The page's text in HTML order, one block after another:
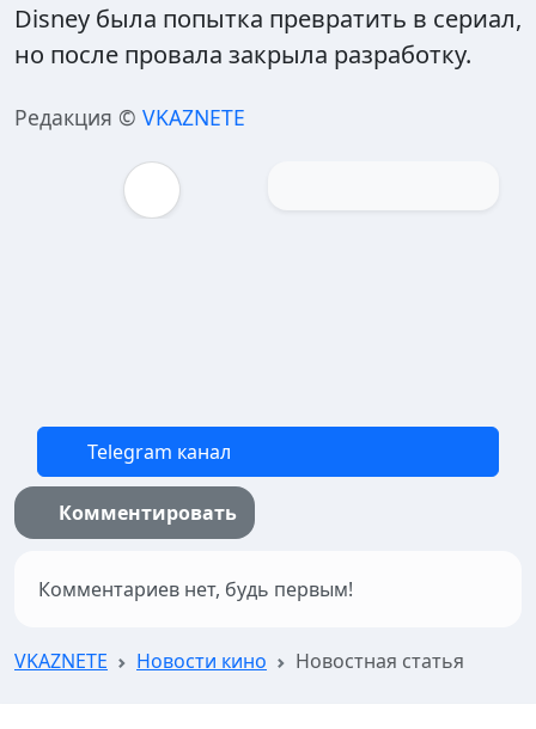
Disney была попытка превратить в сериал,
но после провала закрыла разработку.
Редакция © VKAZNETE
Telegram канал
Комментировать
Комментариев нет, будь первым!
VKAZNETE Новости кино Новостная статья